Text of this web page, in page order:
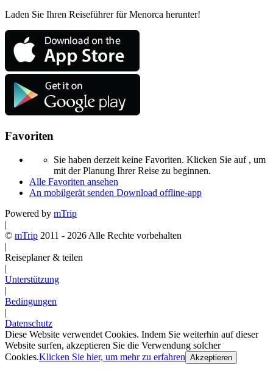
Laden Sie Ihren Reiseführer für Menorca herunter!
Favoriten
Sie haben derzeit keine Favoriten. Klicken Sie auf , um
mit der Planung Ihrer Reise zu beginnen.
Alle Favoriten ansehen
An mobilgerät senden Download offline-app
Powered by mTrip
|
© mTrip 2011 - 2026 Alle Rechte vorbehalten
|
Reiseplaner & teilen
|
Unterstützung
|
Bedingungen
|
Datenschutz
Diese Website verwendet Cookies. Indem Sie weiterhin auf dieser
Website surfen, akzeptieren Sie die Verwendung solcher
Cookies.Klicken Sie hier, um mehr zu erfahren Akzeptieren